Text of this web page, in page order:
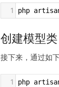
1 php
创建模型类
接下来，通过如
1 php